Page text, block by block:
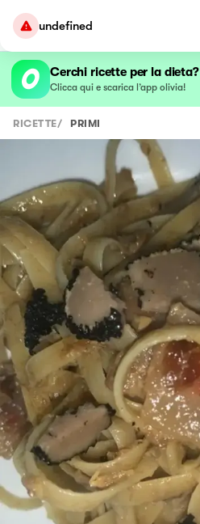
undefined
Cerchi ricette per la dieta?
Clicca qui e scarica l’app olivia!
RICETTE/ PRIMI